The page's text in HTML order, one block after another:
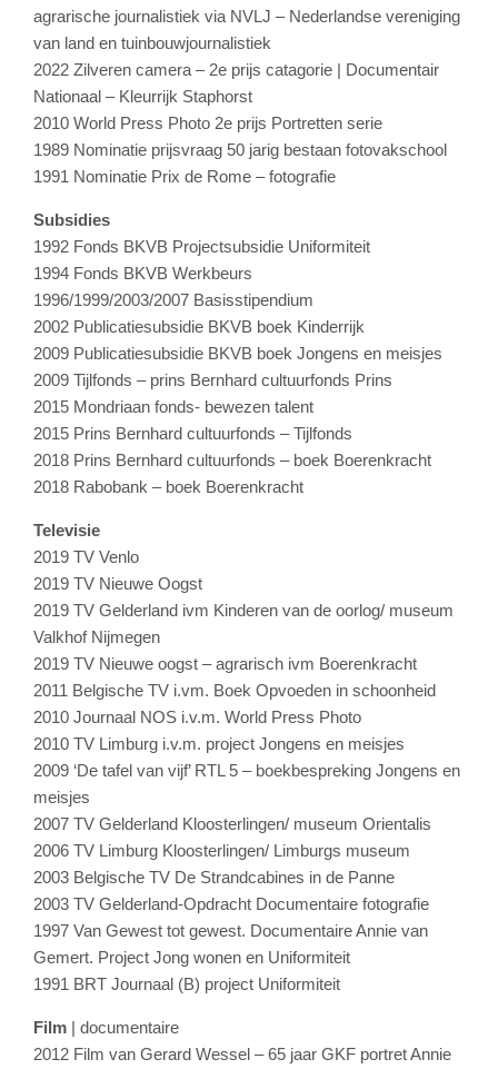
agrarische journalistiek via NVLJ – Nederlandse vereniging
van land en tuinbouwjournalistiek
2022 Zilveren camera – 2e prijs catagorie | Documentair
Nationaal – Kleurrijk Staphorst
2010 World Press Photo 2e prijs Portretten serie
1989 Nominatie prijsvraag 50 jarig bestaan fotovakschool
1991 Nominatie Prix de Rome – fotografie
Subsidies
1992 Fonds BKVB Projectsubsidie Uniformiteit
1994 Fonds BKVB Werkbeurs
1996/1999/2003/2007 Basisstipendium
2002 Publicatiesubsidie BKVB boek Kinderrijk
2009 Publicatiesubsidie BKVB boek Jongens en meisjes
2009 Tijlfonds – prins Bernhard cultuurfonds Prins
2015 Mondriaan fonds- bewezen talent
2015 Prins Bernhard cultuurfonds – Tijlfonds
2018 Prins Bernhard cultuurfonds – boek Boerenkracht
2018 Rabobank – boek Boerenkracht
Televisie
2019 TV Venlo
2019 TV Nieuwe Oogst
2019 TV Gelderland ivm Kinderen van de oorlog/ museum
Valkhof Nijmegen
2019 TV Nieuwe oogst – agrarisch ivm Boerenkracht
2011 Belgische TV i.vm. Boek Opvoeden in schoonheid
2010 Journaal NOS i.v.m. World Press Photo
2010 TV Limburg i.v.m. project Jongens en meisjes
2009 ‘De tafel van vijf’ RTL 5 – boekbespreking Jongens en
meisjes
2007 TV Gelderland Kloosterlingen/ museum Orientalis
2006 TV Limburg Kloosterlingen/ Limburgs museum
2003 Belgische TV De Strandcabines in de Panne
2003 TV Gelderland-Opdracht Documentaire fotografie
1997 Van Gewest tot gewest. Documentaire Annie van
Gemert. Project Jong wonen en Uniformiteit
1991 BRT Journaal (B) project Uniformiteit
Film | documentaire
2012 Film van Gerard Wessel – 65 jaar GKF portret Annie